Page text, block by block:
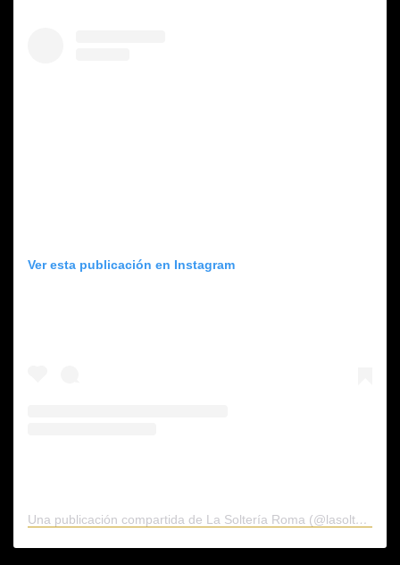
Ver esta publicación en Instagram
Una publicación compartida de La Soltería Roma (@lasolteriamx)